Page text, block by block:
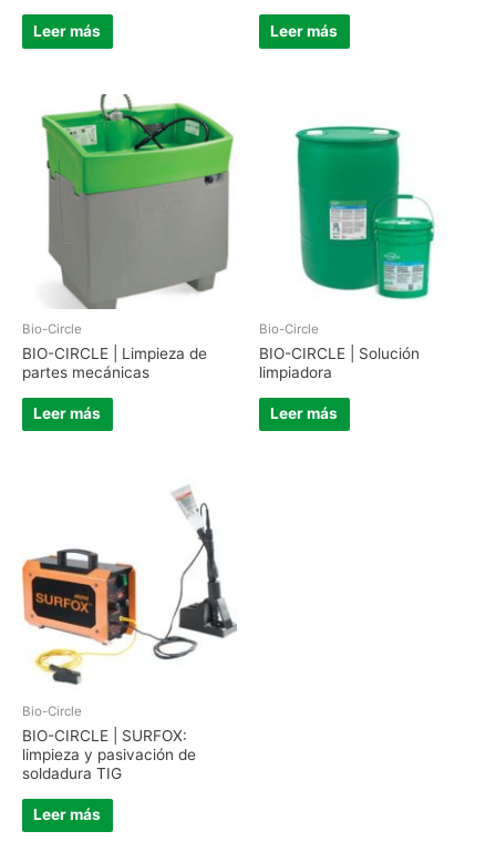
Leer más Leer más
Bio-Circle
BIO-CIRCLE | Limpieza de
partes mecánicas
Leer más
Bio-Circle
BIO-CIRCLE | Solución
limpiadora
Leer más
Bio-Circle
BIO-CIRCLE | SURFOX:
limpieza y pasivación de
soldadura TIG
Leer más